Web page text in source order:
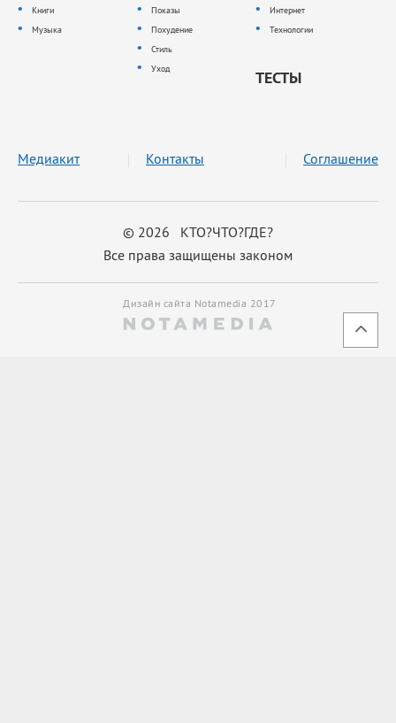
Книги
Музыка
Показы
Похудение
Стиль
Уход
Интернет
Технологии
ТЕСТЫ
© 2026 КТО?ЧТО?ГДЕ?
Все права защищены законом
Медиакит Контакты Соглашение
Дизайн сайта Notamedia 2017